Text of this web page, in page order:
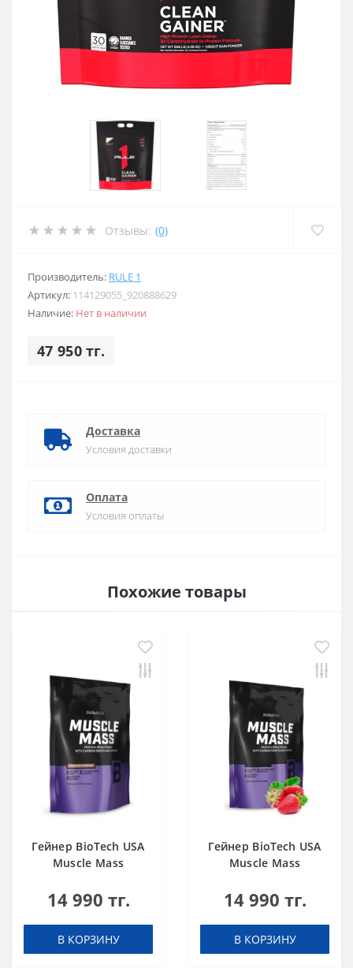
Отзывы: (0)
Производитель: RULE 1
Артикул: 114129055_920888629
Наличие: Нет в наличии
47 950 тг.
Доставка
Условия доставки
Оплата
Условия оплаты
Похожие товары
Гейнер BioTech USA
Muscle Mass
14 990 тг.
В КОРЗИНУ
Гейнер BioTech USA
Muscle Mass
14 990 тг.
В КОРЗИНУ